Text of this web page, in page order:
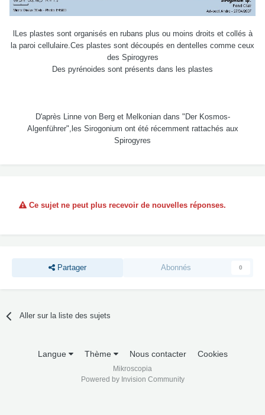
lLes plastes sont organisés en rubans plus ou moins droits et collés à
la paroi cellulaire.Ces plastes sont découpés en dentelles comme ceux
des Spirogyres
Des pyrénoides sont présents dans les plastes
D'après Linne von Berg et Melkonian dans "Der Kosmos-
Algenführer",les Sirogonium ont été récemment rattachés aux
Spirogyres
Ce sujet ne peut plus recevoir de nouvelles réponses.
Partager Abonnés 0
Aller sur la liste des sujets
Langue Thème Nous contacter Cookies
Mikroscopia
Powered by Invision Community